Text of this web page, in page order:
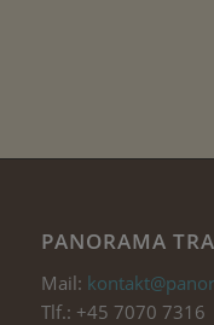
PANORAMA
Mail:
Tlf.: +45 7070 7316